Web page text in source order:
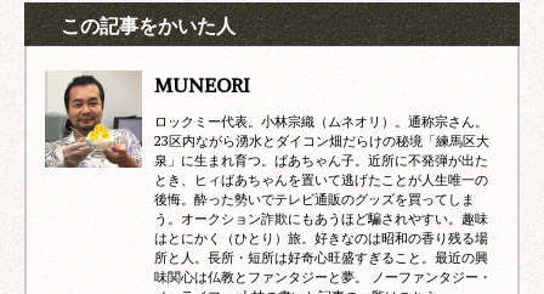
この記事をかいた人
MUNEORI
ロックミー代表。小林宗織（ムネオリ）。通称宗さん。
23区内ながら湧水とダイコン畑だらけの秘境「練馬区大
泉」に生まれ育つ。ばあちゃん子。近所に不発弾が出た
とき、ヒィばあちゃんを置いて逃げたことが人生唯一の
後悔。酔った勢いでテレビ通販のグッズを買ってしま
う。オークション詐欺にもあうほど騙されやすい。趣味
はとにかく（ひとり）旅。好きなのは昭和の香り残る場
所と人。長所・短所は好奇心旺盛すぎること。最近の興
味関心は仏教とファンタジーと夢。 ノーファンタジー・